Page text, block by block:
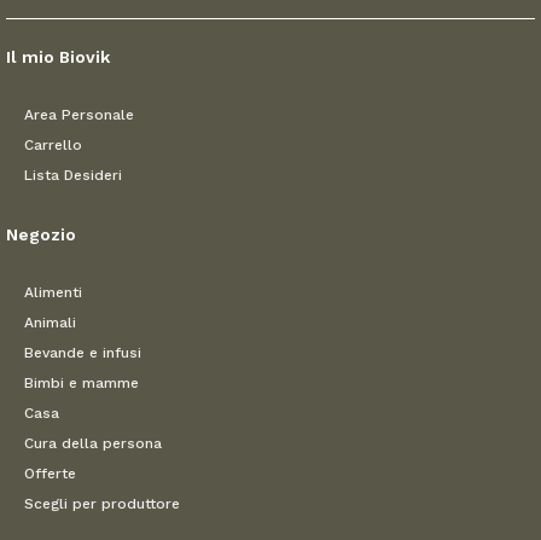
Il mio Biovik
Area Personale
Carrello
Lista Desideri
Negozio
Alimenti
Animali
Bevande e infusi
Bimbi e mamme
Casa
Cura della persona
Offerte
Scegli per produttore